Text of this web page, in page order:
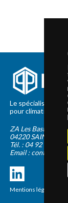
Le spécialiste
pour climatisation
ZA Les Bastides
04220 SAINTE-
Tél. : 04 92 75 89
Email :
Mentions légales